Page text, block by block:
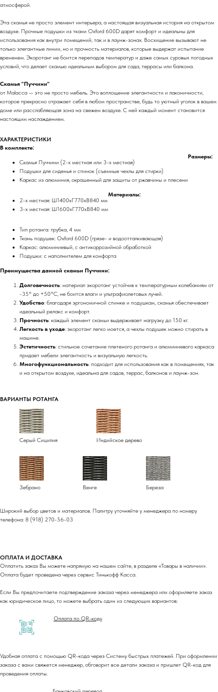
атмосферой.
Эта скамья не просто элемент интерьера, а настоящая визуальная история на открытом
воздухе. Прочные подушки из ткани Oxford 600D дарят комфорт и идеальны для
использования как внутри помещений, так и в лаунж-зонах. Восхищение вызывают не
только элегантные линии, но и прочность материалов, которые выдержат испытание
временем. Экоротанг не боится перепадов температур и даже самых суровых погодных
условий, что делает скамью идеальным выбором для сада, террасы или балкона.
Скамья "Пуччини"
от Malacca — это не просто мебель. Это воплощение элегантности и лаконичности,
которое прекрасно отражает себя в любом пространстве, будь то уютный уголок в вашем
доме или расслабляющая зона на свежем воздухе. С ней каждый момент становится
настоящим наслаждением.
ХАРАКТЕРИСТИКИ
В комплекте:
Скамья Пуччини (2-х местная или 3-х местная)
Подушки для сиденья и спинок (съемные чехлы для стирки)
Каркас из алюминия, окрашенный для защиты от ржавчины и плесени
Размеры:
2-х местная: Ш1400хГ770хВ840 мм
3-х местная: Ш1600хГ770хВ840 мм
Материалы:
Тип ротанга: трубка, 4 мм
Ткань подушек: Oxford 600D (грязе- и водоотталкивающая)
Каркас: алюминиевый, с антикоррозийной обработкой
Подушки: с наполнителем для комфорта
Преимущества данной скамьи Пуччини:
Долговечность: материал экоротанг устойчив к температурным колебаниям от
-35° до +50°C, не боится влаги и ультрафиолетовых лучей.
Удобство: благодаря эргономичной спинке и подушкам, скамья обеспечивает
идеальный релакс и комфорт.
Прочность: каждый элемент скамьи выдерживает нагрузку до 150 кг.
Легкость в уходе: экоротанг легко моется, а чехлы подушек можно стирать в
машине.
Эстетичность: стильное сочетание плетеного ротанга и алюминиевого каркаса
придает мебели элегантность и визуальную легкость.
Многофункциональность: подходит для использования как в помещениях, так
и на открытом воздухе, идеальна для садов, террас, балконов и лаунж-зон.
ВАРИАНТЫ РОТАНГА
Серый Сицилия Индийское дерево
Зебрано Венге Береза
Широкий выбор цветов и материалов. Палитру уточняйте у менеджера по номеру
телефона: 8 (918) 270-56-03
ОПЛАТА И ДОСТАВКА
Оплатить заказ Вы можете напрямую на нашем сайте, в разделе «Товары в наличии».
Оплата будет проведена через сервис Тинькофф Касса.
Если Вы предпочитаете подтверждение заказа через менеджера или оформляете заказ
как юридическое лицо, то можете выбрать один из следующих вариантов:
Оплата по QR-коду
Удобная оплата с помощью QR-кода через Систему быстрых платежей. При оформлении
заказа с вами свяжется менеджер, обговорит все детали заказа и пришлет QR-код для
проведения оплаты.